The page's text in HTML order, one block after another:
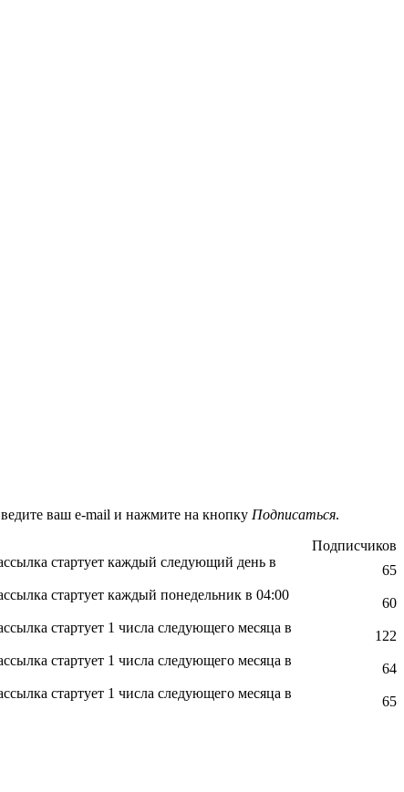
ваш e-mail и нажмите на кнопку Подписаться.
Подписчиков
стартует каждый следующий день в
65
стартует каждый понедельник в 04:00
60
стартует 1 числа следующего месяца в
122
стартует 1 числа следующего месяца в
64
стартует 1 числа следующего месяца в
65